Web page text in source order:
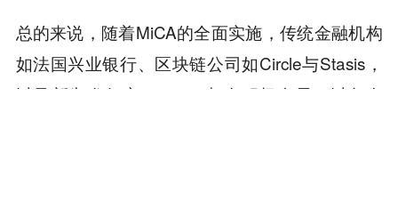
总的来说，随着MiCA的全面实施，传统金融机构
如法国兴业银行、区块链公司如Circle与Stasis，
以及新兴发行商Quantoz都在积极布局，以争夺